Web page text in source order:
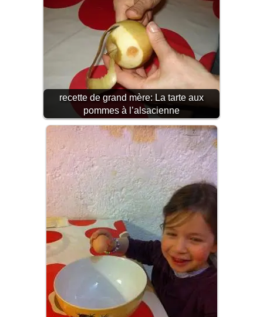
recette de grand mère: La tarte aux
pommes à l’alsacienne